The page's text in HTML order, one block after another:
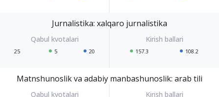
Jurnalistika: xalqaro jurnalistika
25 5 20 157.3 108.2
Matnshunoslik va adabiy manbashunoslik: arab tili